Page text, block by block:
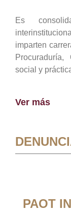
Es
imparten
social y
Ver más
PAOT